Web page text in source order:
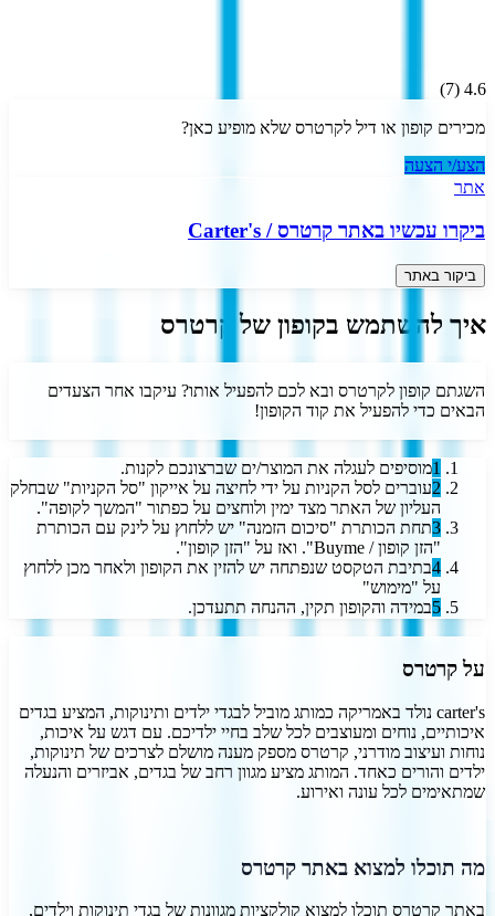
4.6
(
7
)
מכירים קופון או דיל לקרטרס שלא מופיע כאן?
הצע/י הצעה
אתר
ביקרו עכשיו באתר קרטרס /
Carter's
ביקור באתר
איך להשתמש בקופון של קרטרס
השגתם קופון לקרטרס ובא לכם להפעיל אותו? עיקבו אחר הצעדים
הבאים כדי להפעיל את קוד הקופון!
1מוסיפים לעגלה את המוצר/ים שברצונכם לקנות.
2עוברים לסל הקניות על ידי לחיצה על אייקון "סל הקניות" שבחלק
העליון של האתר מצד ימין ולוחצים על כפתור "המשך לקופה".
3תחת הכותרת "סיכום הזמנה" יש ללחוץ על לינק עם הכותרת
"הזן קופון / Buyme". ואז על "הזן קופון".
4בתיבת הטקסט שנפתחה יש להזין את הקופון ולאחר מכן ללחוץ
על "מימוש"
5במידה והקופון תקין, ההנחה תתעדכן.
על קרטרס
carter's נולד באמריקה כמותג מוביל לבגדי ילדים ותינוקות, המציע בגדים
איכותיים, נוחים ומעוצבים לכל שלב בחיי ילדיכם. עם דגש על איכות,
נוחות ועיצוב מודרני, קרטרס מספק מענה מושלם לצרכים של תינוקות,
ילדים והורים כאחד. המותג מציע מגוון רחב של בגדים, אביזרים והנעלה
שמתאימים לכל עונה ואירוע.
מה תוכלו למצוא באתר קרטרס
באתר קרטרס תוכלו למצוא קולקציות מגוונות של בגדי תינוקות וילדים,